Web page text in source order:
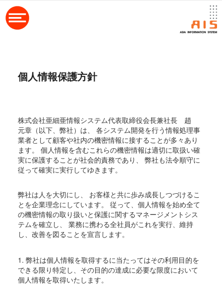
個人情報保護方針
株式会社亜細亜情報システム代表取締役会長兼社長 趙
元章（以下、弊社）は、 各システム開発を行う情報処理事
業者として顧客や社内の機密情報に接することが多々あり
ます。 個人情報を含むこれらの機密情報は適切に取扱い確
実に保護することが社会的責務であり、 弊社も法令順守に
従って確実に実行してゆきます。
弊社は人を大切にし、 お客様と共に歩み成長しつづけるこ
とを企業理念にしています。 従って、個人情報を始め全て
の機密情報の取り扱いと保護に関するマネージメントシス
テムを確立し、 業務に携わる全社員がこれを実行、維持
し、改善を図ることを宣言します。
1. 弊社は個人情報を取得するに当たってはその利用目的を
できる限り特定し、その目的の達成に必要な限度において
個人情報を取得いたします。